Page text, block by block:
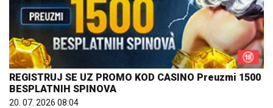
REGISTRUJ SE UZ PROMO KOD CASINO Preuzmi 1500
BESPLATNIH SPINOVA
20. 07. 2026 08:04